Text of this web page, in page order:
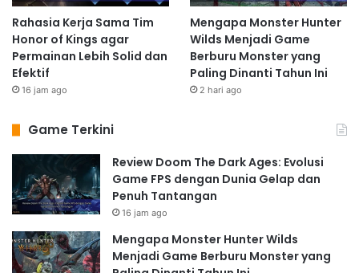
Rahasia Kerja Sama Tim
Honor of Kings agar
Permainan Lebih Solid dan
Efektif
16 jam ago
Mengapa Monster Hunter
Wilds Menjadi Game
Berburu Monster yang
Paling Dinanti Tahun Ini
2 hari ago
Game Terkini
Review Doom The Dark Ages: Evolusi
Game FPS dengan Dunia Gelap dan
Penuh Tantangan
16 jam ago
Mengapa Monster Hunter Wilds
Menjadi Game Berburu Monster yang